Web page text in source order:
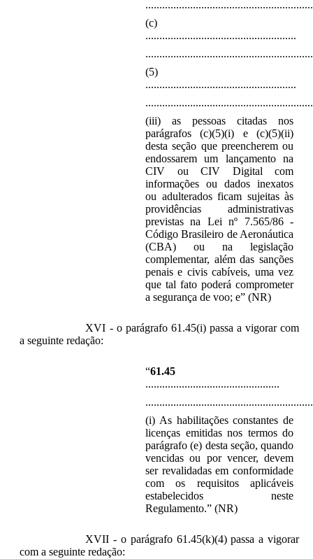
............................................................
(c)
......................................................
............................................................
(5)
......................................................
............................................................
(iii) as pessoas citadas nos
parágrafos (c)(5)(i) e (c)(5)(ii)
desta seção que preencherem ou
endossarem um lançamento na
CIV ou CIV Digital com
informações ou dados inexatos
ou adulterados ficam sujeitas às
providências administrativas
previstas na Lei nº 7.565/86 -
Código Brasileiro de Aeronáutica
(CBA) ou na legislação
complementar, além das sanções
penais e civis cabíveis, uma vez
que tal fato poderá comprometer
a segurança de voo; e” (NR)
XVI - o parágrafo 61.45(i) passa a vigorar com
a seguinte redação:
“61.45
................................................
............................................................
(i) As habilitações constantes de
licenças emitidas nos termos do
parágrafo (e) desta seção, quando
vencidas ou por vencer, devem
ser revalidadas em conformidade
com os requisitos aplicáveis
estabelecidos neste
Regulamento.” (NR)
XVII - o parágrafo 61.45(k)(4) passa a vigorar
com a seguinte redação: